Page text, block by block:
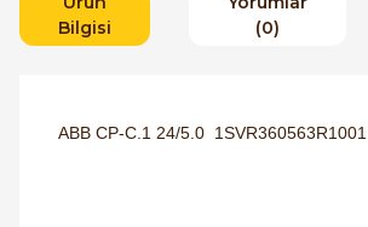
Bilgisi
(0)
ABB CP-C.1 24/5.0 1SVR360563R1001